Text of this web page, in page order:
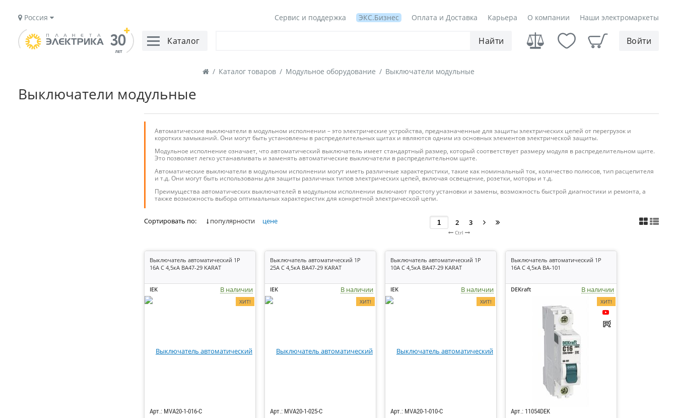
Россия Сервис и поддержка ЭКС.Бизнес Оплата и Доставка Карьера О компании Наши электромаркеты
Каталог Найти Войти
/ Каталог товаров / Модульное оборудование / Выключатели модульные
Выключатели модульные
Автоматические выключатели в модульном исполнении – это электрические устройства, предназначенные для защиты электрических цепей от перегрузок и
коротких замыканий. Они могут быть установлены в распределительных щитах и являются одним из основных элементов электрической защиты.
Модульное исполнение означает, что автоматический выключатель имеет стандартный размер, который соответствует размеру модуля в распределительном щите.
Это позволяет легко устанавливать и заменять автоматические выключатели в распределительном щите.
Автоматические выключатели в модульном исполнении могут иметь различные характеристики, такие как номинальный ток, количество полюсов, тип расцепителя
и т.д. Они могут быть использованы для защиты различных типов электрических цепей, включая освещение, розетки, моторы и т.д.
Преимущества автоматических выключателей в модульном исполнении включают простоту установки и замены, возможность быстрой диагностики и ремонта, а
также возможность выбора оптимальных характеристик для конкретной электрической цепи.
Сортировать по: популярности цене 2 3
Ctrl
Выключатель автоматический 1P
16А C 4,5кА ВА47-29 KARAT
IEK В наличии
ХИТ!
Арт.: MVA20-1-016-C
Выключатель автоматический 1P
25А C 4,5кА ВА47-29 KARAT
IEK В наличии
ХИТ!
Арт.: MVA20-1-025-C
Выключатель автоматический 1P
10А C 4,5кА ВА47-29 KARAT
IEK В наличии
ХИТ!
Арт.: MVA20-1-010-C
Выключатель автоматический 1P
16А C 4,5кА ВА-101
DEKraft В наличии
ХИТ!
Арт.: 11054DEK